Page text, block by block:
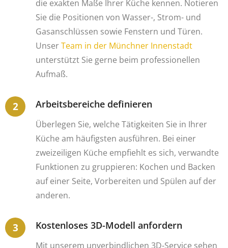
die exakten Maße Ihrer Küche kennen. Notieren
Sie die Positionen von Wasser-, Strom- und
Gasanschlüssen sowie Fenstern und Türen.
UnserTeam in der Münchner Innenstadt
unterstützt Sie gerne beim professionellen
Aufmaß.
Arbeitsbereiche definieren
Überlegen Sie, welche Tätigkeiten Sie in Ihrer
Küche am häufigsten ausführen. Bei einer
zweizeiligen Küche empfiehlt es sich, verwandte
Funktionen zu gruppieren: Kochen und Backen
auf einer Seite, Vorbereiten und Spülen auf der
anderen.
Kostenloses 3D-Modell anfordern
Mit unserem unverbindlichen 3D-Service sehen